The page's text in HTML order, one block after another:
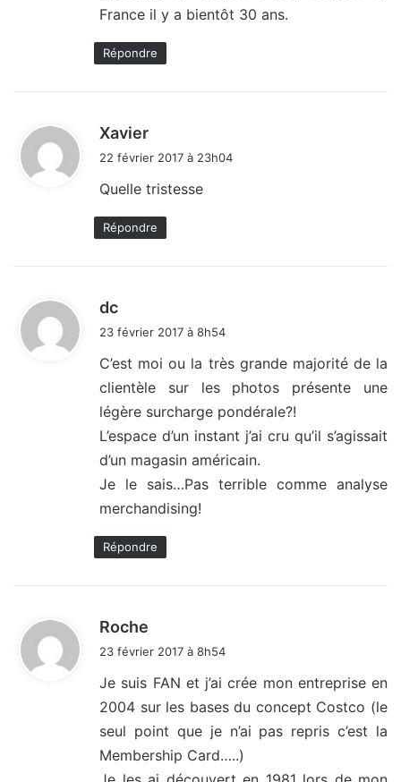
France il y a bientôt 30 ans.
Répondre
Xavier
22 février 2017 à 23h04
Quelle tristesse
Répondre
dc
:
23 février 2017 à 8h54
C’est moi ou la très grande majorité de la
clientèle sur les photos présente une
légère surcharge pondérale?!
L’espace d’un instant j’ai cru qu’il s’agissait
d’un magasin américain.
Je le sais…Pas terrible comme analyse
merchandising!
Répondre
Roche
:
23 février 2017 à 8h54
Je suis FAN et j’ai crée mon entreprise en
2004 sur les bases du concept Costco (le
seul point que je n’ai pas repris c’est la
Membership Card…..)